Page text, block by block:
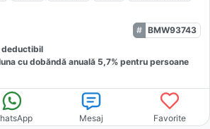
BMW93743
deductibil
cu dobăndă anuală 5,7% pentru persoane
Mesaj Favorite